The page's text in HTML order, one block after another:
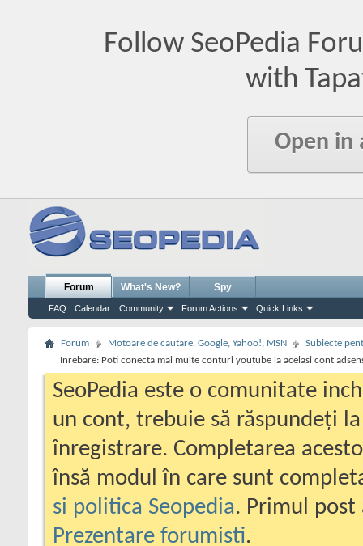
Follow SeoPedia
with
Open in
Forum
FAQ Calendar Community Forum Actions Quick Links
What's New? Spy
Forum Motoare de cautare. Google, Yahoo!, MSN
Subiecte
Inrebare: Poti conecta mai multe conturi youtube la acelasi cont
SeoPedia este o comunitate
un cont, trebuie să răspundeți
înregistrare. Completarea
însă modul în care sunt
si politica Seopedia. Primul
Prezentare forumisti.